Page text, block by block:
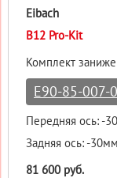
Eibach
B12 Pro-Kit
Комплект
E90-85-007-
Передняя ось: -
Задняя ось: -30мм
81 600 руб.